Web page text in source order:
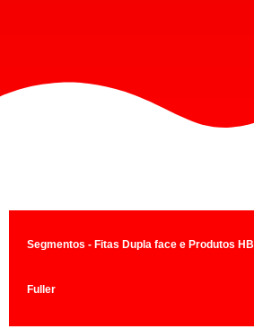
Segmentos - Fitas Dupla face e Produtos HB
Fuller